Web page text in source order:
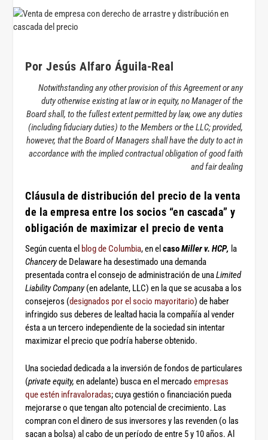
Por Jesús Alfaro Águila-Real
Notwithstanding any other provision of this Agreement or any
duty otherwise existing at law or in equity, no Manager of the
Board shall, to the fullest extent permitted by law, owe any duties
(including fiduciary duties) to the Members or the LLC; provided,
however, that the Board of Managers shall have the duty to act in
accordance with the implied contractual obligation of good faith
and fair dealing
Cláusula de distribución del precio de la venta
de la empresa entre los socios “en cascada” y
obligación de maximizar el precio de venta
Según cuenta el blog de Columbia, en elcasoMiller v. HCP,
Chanceryde Delaware ha desestimado una demanda
presentada contra el consejo de administración de unaLimited
Liability Company(en adelante, LLC) en la que se acusaba a los
consejeros (designados por el socio mayoritario) de haber
infringido sus deberes de lealtad hacia la compañía al vender
ésta a un tercero independiente de la sociedad sin intentar
maximizar el precio que podría haberse obtenido.
Una sociedad dedicada a la inversión de fondos de particulares
(private equity,en adelante) busca en el mercadoempresas
que estén infravaloradas; cuya gestión o financiación pueda
mejorarse o que tengan alto potencial de crecimiento. Las
compran con el dinero de sus inversores y las revenden (o las
sacan a bolsa) al cabo de un período de entre 5 y 10 años. Al